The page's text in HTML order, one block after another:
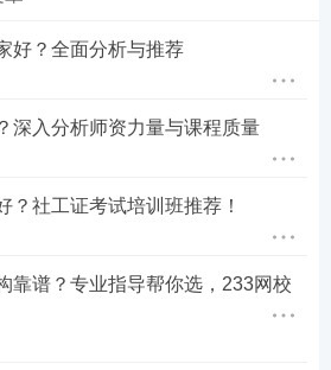
技巧，逐句拆解材料、梳理得
，结合社会热点、生活实例梳
义、考点笔记、课后习题，录
好？全面分析与推荐
深入分析师资力量与课程质量
？社工证考试培训班推荐！
靠谱？专业指导帮你选，233网校